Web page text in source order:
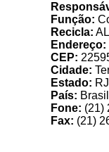
Função:
Recicla:
Endereço:
CEP:
Cidade:
Estado: RJ
País: Brasil
Fone: (21)
Fax: (21)